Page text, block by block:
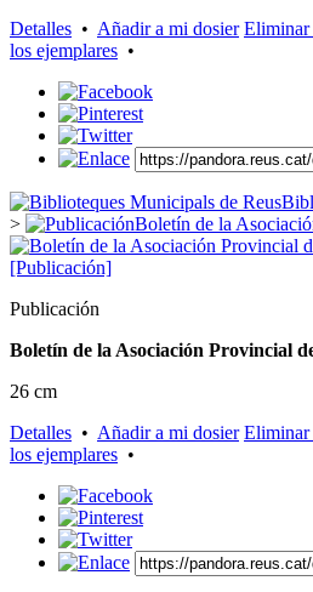
Detalles • Añadir a mi dosier Eliminar
los ejemplares •
>
Boletín de la
Publicación
Boletín de la Asociación Provincial
26 cm
Detalles • Añadir a mi dosier Eliminar
los ejemplares •